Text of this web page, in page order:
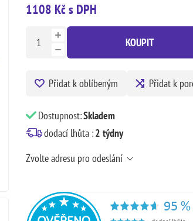
1108 Kč s DPH
KOUPIT
Přidat k oblíbeným Přidat k
Dostupnost:Skladem
dodací lhůta :2 týdny
Zvolte adresu pro odeslání